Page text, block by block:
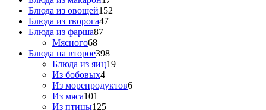
Блюда из овощей152
Блюда из творога47
Блюда из фарша87
Мясного68
Блюда на второе398
Блюда из яиц19
Из бобовых4
Из морепродуктов6
Из мяса101
Из птицы125